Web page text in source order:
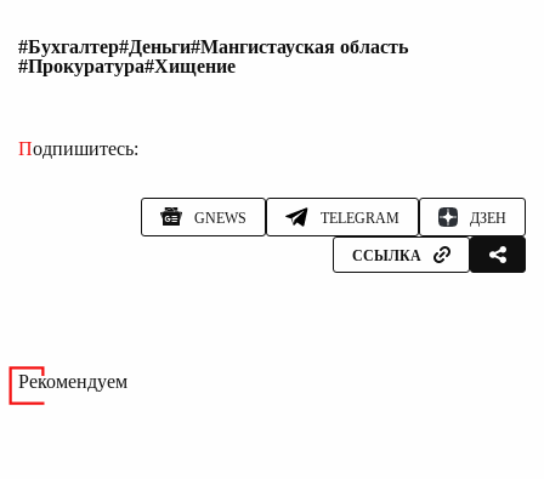
#Бухгалтер#Деньги#Мангистауская область
#Прокуратура#Хищение
Подпишитесь:
GNEWS TELEGRAM ДЗЕН
ССЫЛКА
Рекомендуем